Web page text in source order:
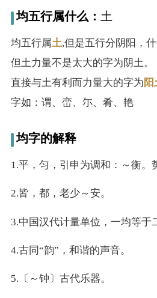
分
男孩名字打分
起
名
均五行属什么： 土
均五行属土,但是五行分阴阳，
但土力量不是太大的字为阴土。
直接与土有利而力量大的字为 阳
字如：谓、峦、尓、肴、艳
均字的解释
1.平，匀，引申为调和：～衡。
2.皆，都，老少～安。
3.中国汉代计量单位，一均等于
4.古同“韵”，和谐的声音。
5.〔～钟〕古代乐器。